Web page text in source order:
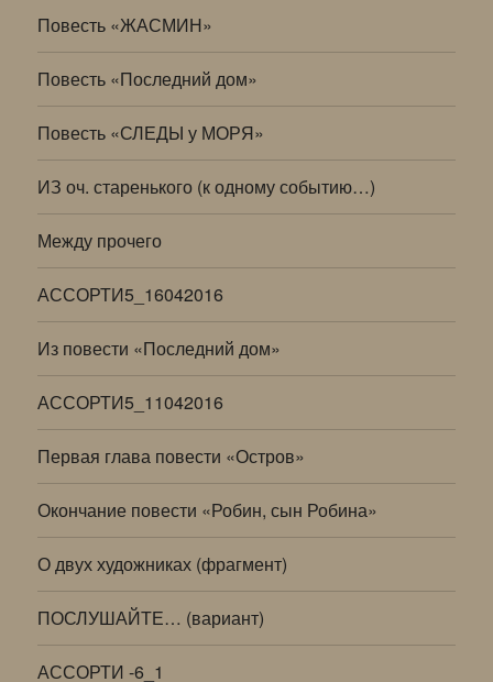
Повесть «ЖАСМИН»
Повесть «Последний дом»
Повесть «СЛЕДЫ у МОРЯ»
ИЗ оч. старенького (к одному событию…)
Между прочего
АССОРТИ5_16042016
Из повести «Последний дом»
АССОРТИ5_11042016
Первая глава повести «Остров»
Окончание повести «Робин, сын Робина»
О двух художниках (фрагмент)
ПОСЛУШАЙТЕ… (вариант)
АССОРТИ -6_1